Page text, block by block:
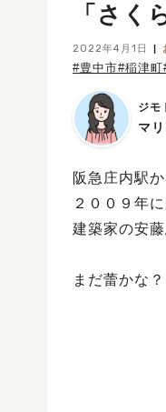
「さく
2022年4月1日
#豊中市#稲津町
ジモ
マ
阪急庄内駅
２００９年
建築家の安
まだ蕾かな